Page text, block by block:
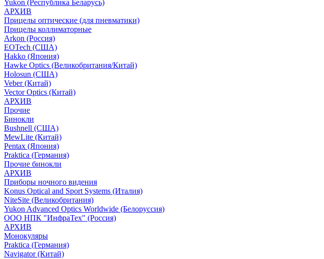
Yukon (Республика Беларусь)
АРХИВ
Прицелы оптические (для пневматики)
Прицелы коллиматорные
Arkon (Россия)
EOTech (США)
Hakko (Япония)
Hawke Optics (Великобритания/Китай)
Holosun (США)
Veber (Китай)
Vector Optics (Китай)
АРХИВ
Прочие
Бинокли
Bushnell (США)
MewLite (Китай)
Pentax (Япония)
Praktica (Германия)
Прочие бинокли
АРХИВ
Приборы ночного видения
Konus Optical and Sport Systems (Италия)
NiteSite (Великобритания)
Yukon Advanced Optics Worldwide (Белоруссия)
ООО НПК "ИнфраТех" (Россия)
АРХИВ
Монокуляры
Praktica (Германия)
Navigator (Китай)